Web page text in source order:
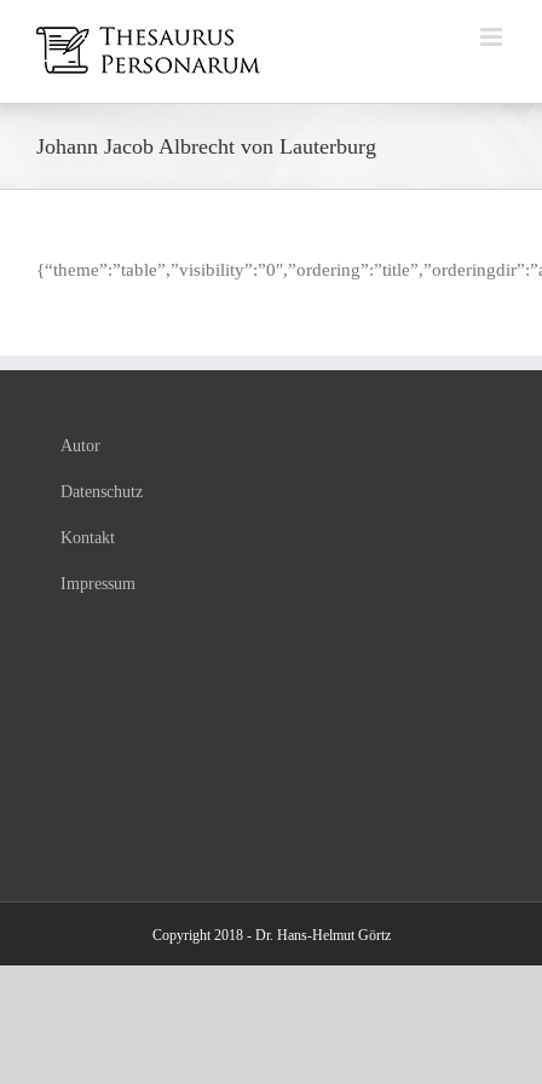
Inhalt
springen
Johann Jacob Albrecht von Lauterburg
Autor
Datenschutz
Kontakt
Impressum
Copyright 2018 - Dr. Hans-Helmut Görtz